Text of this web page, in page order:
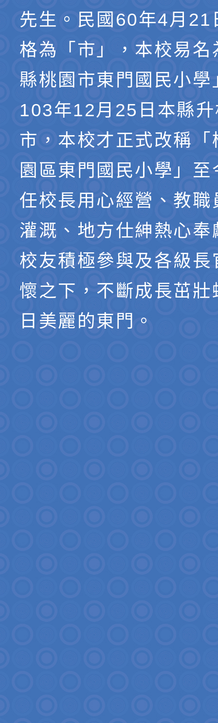
先生。民國60年4月21
格為「市」，本校易名
縣桃園市東門國民小學
103年12月25日本縣
市，本校才正式改稱「
園區東門國民小學」
任校長用心經營、教職
灌溉、地方仕紳熱心奉
校友積極參與及各級長
懷之下，不斷成長茁壯
日美麗的東門。